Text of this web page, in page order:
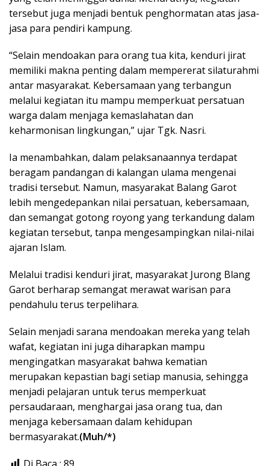
tersebut juga menjadi bentuk penghormatan atas jasa-
jasa para pendiri kampung.
“Selain mendoakan para orang tua kita, kenduri jirat
memiliki makna penting dalam mempererat silaturahmi
antar masyarakat. Kebersamaan yang terbangun
melalui kegiatan itu mampu memperkuat persatuan
warga dalam menjaga kemaslahatan dan
keharmonisan lingkungan,” ujar Tgk. Nasri.
Ia menambahkan, dalam pelaksanaannya terdapat
beragam pandangan di kalangan ulama mengenai
tradisi tersebut. Namun, masyarakat Balang Garot
lebih mengedepankan nilai persatuan, kebersamaan,
dan semangat gotong royong yang terkandung dalam
kegiatan tersebut, tanpa mengesampingkan nilai-nilai
ajaran Islam.
Melalui tradisi kenduri jirat, masyarakat Jurong Blang
Garot berharap semangat merawat warisan para
pendahulu terus terpelihara.
Selain menjadi sarana mendoakan mereka yang telah
wafat, kegiatan ini juga diharapkan mampu
mengingatkan masyarakat bahwa kematian
merupakan kepastian bagi setiap manusia, sehingga
menjadi pelajaran untuk terus memperkuat
persaudaraan, menghargai jasa orang tua, dan
menjaga kebersamaan dalam kehidupan
bermasyarakat.(Muh/*)